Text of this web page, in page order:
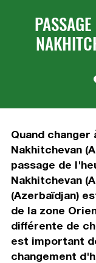
Quand changer
Nakhitchevan
passage de
Nakhitchevan
(Azerbaïdjan)
de la zone
différente de
est important
changement